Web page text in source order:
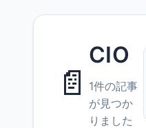
📄
CIO
1件の記事
が見つか
りました